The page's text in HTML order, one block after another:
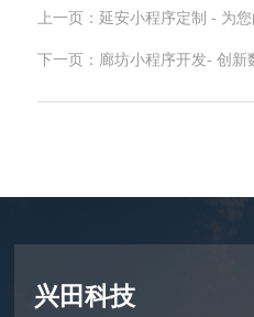
上一页：延安小程序定制 - 为
下一页：廊坊小程序开发- 创新
兴田科技